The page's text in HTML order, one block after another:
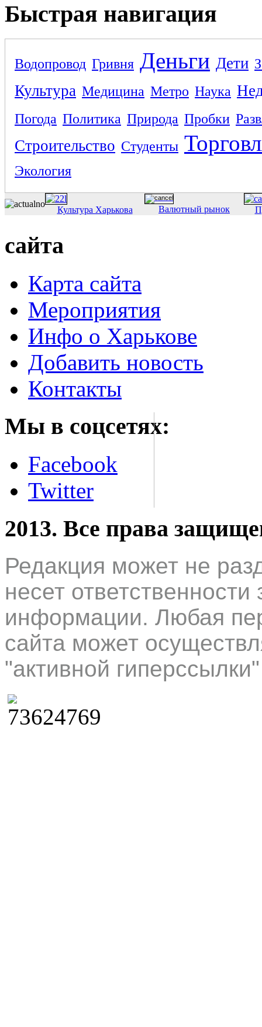
Быстрая навигация
Водопровод Гривня Деньги Дети
Культура Медицина Метро Наука
Погода Политика Природа Пробки
Строительство Студенты
Экология
Культура Харькова Валютный рынок
сайта
Карта сайта
Мероприятия
Инфо о Харькове
Добавить новость
Контакты
Мы в соцсетях:
Facebook
Twitter
2013. Все права
Редакция может не
несет
информации. Любая
сайта может
"активной